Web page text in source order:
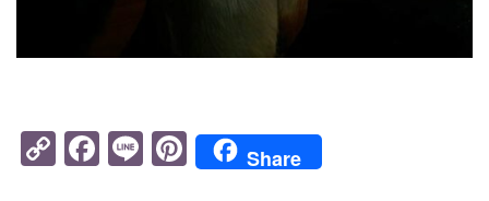
CopyFacebook
LinePinterest
Share